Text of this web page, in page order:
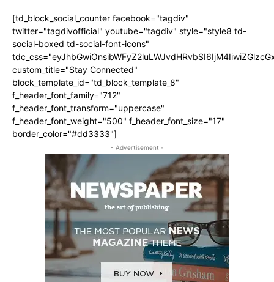
[td_block_social_counter facebook="tagdiv"
twitter="tagdivofficial" youtube="tagdiv" style="style8 td-
social-boxed td-social-font-icons"
custom_title="Stay Connected"
block_template_id="td_block_template_8"
f_header_font_family="712"
f_header_font_transform="uppercase"
f_header_font_weight="500" f_header_font_size="17"
border_color="#dd3333"]
- Advertisement -